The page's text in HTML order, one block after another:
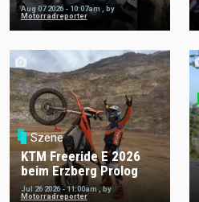
Aug 07 2026 - 10:07am , by
Motorradreporter
Szene
KTM Freeride E 2026
beim Erzberg Prolog
Jul 26 2026 - 11:00am ,by
Motorradreporter